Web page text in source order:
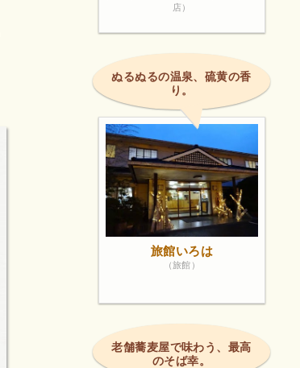
店）
ぬるぬるの温泉、硫黄の香
り。
旅館いろは
（旅館）
老舗蕎麦屋で味わう、最高
のそば幸。